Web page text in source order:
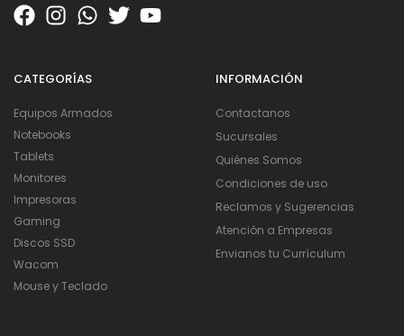
CATEGORÍAS
Equipos Armados
Notebooks
Tablets
Monitores
Impresoras
Gaming
Discos SSD
Wacom
Mouse y Teclado
INFORMACIÓN
Contactanos
Sucursales
Quiénes Somos
Condiciones de uso
Reclamos y Sugerencias
Atención a Empresas
Envianos tu Currículum